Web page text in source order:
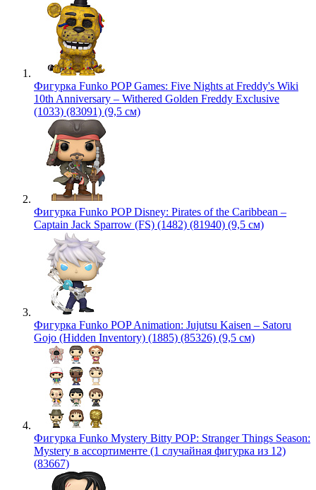
Фигурка Funko POP Games: Five Nights at Freddy's Wiki
10th Anniversary – Withered Golden Freddy Exclusive
(1033) (83091) (9,5 см)
Фигурка Funko POP Disney: Pirates of the Caribbean –
Captain Jack Sparrow (FS) (1482) (81940) (9,5 см)
Фигурка Funko POP Animation: Jujutsu Kaisen – Satoru
Gojo (Hidden Inventory) (1885) (85326) (9,5 см)
Фигурка Funko Mystery Bitty POP: Stranger Things Season:
Mystery в ассортименте (1 случайная фигурка из 12)
(83667)